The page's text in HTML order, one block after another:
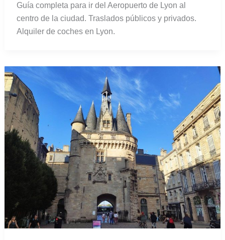
Guía completa para ir del Aeropuerto de Lyon al
centro de la ciudad. Traslados públicos y privados.
Alquiler de coches en Lyon.